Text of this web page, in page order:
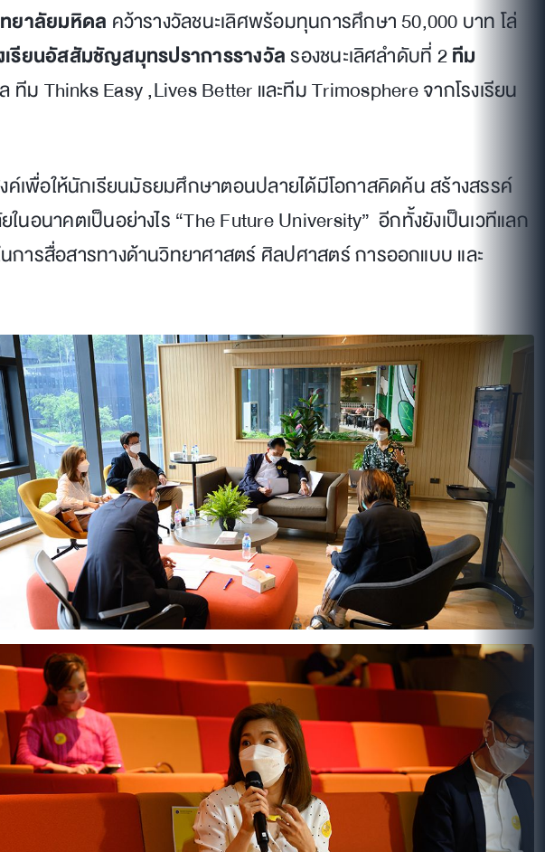
ทยาลัยมหิดล คว้ารางวัลชนะเลิศพร้อมทุนการศึกษา 50,000 บาท โล่
เรียนอัสสัมชัญสมุทรปราการรางวัลรองชนะเลิศลำดับที่ 2ทีม
ทีม Thinks Easy ,Lives Better และทีม Trimosphere จากโรงเรียน
ค์เพื่อให้นักเรียนมัธยมศึกษาตอนปลายได้มีโอกาสคิดค้น สร้างสรรค์
นาคตเป็นอย่างไร “The Future University” อีกทั้งยังเป็นเวทีแลก
ารสื่อสารทางด้านวิทยาศาสตร์ ศิลปศาสตร์ การออกแบบ และ